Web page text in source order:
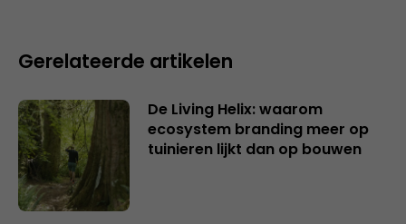
Gerelateerde artikelen
De Living Helix: waarom
ecosystem branding meer op
tuinieren lijkt dan op bouwen